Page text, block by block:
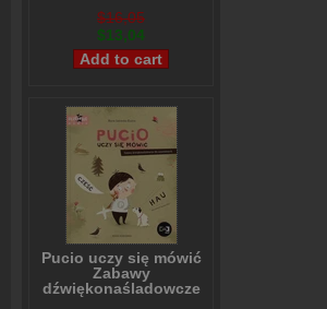
$16,05
$13,04
Pucio uczy się mówić
Zabawy
dźwiękonaśladowcze